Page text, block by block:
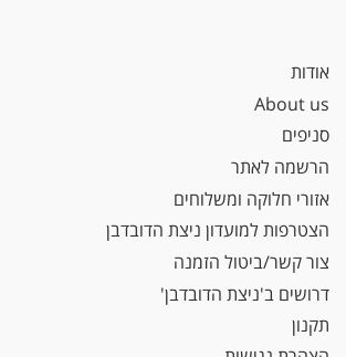
אודות
About us
סניפים
הרשמה לאתר
אזורי חלוקה ומשלוחים
הצטרפות למועדון ניצת הדובדבן
צור קשר/ביטול הזמנה
דרושים ב'ניצת הדובדבן'
תקנון